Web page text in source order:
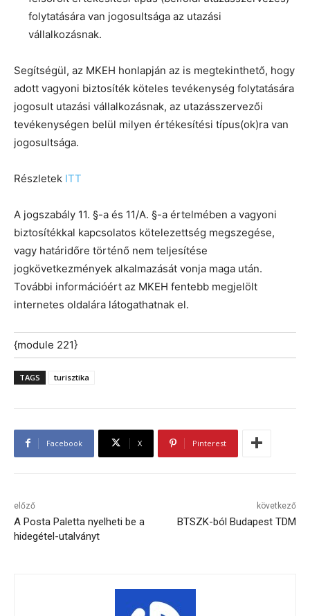
folytatására van jogosultsága az utazási
vállalkozásnak.
Segítségül, az MKEH honlapján az is megtekinthető, hogy
adott vagyoni biztosíték köteles tevékenység folytatására
jogosult utazási vállalkozásnak, az utazásszervezői
tevékenységen belül milyen értékesítési típus(ok)ra van
jogosultsága.
Részletek ITT
A jogszabály 11. §-a és 11/A. §-a értelmében a vagyoni
biztosítékkal kapcsolatos kötelezettség megszegése,
vagy határidőre történő nem teljesítése
jogkövetkezmények alkalmazását vonja maga után.
További információért az MKEH fentebb megjelölt
internetes oldalára látogathatnak el.
{module 221}
TAGS turisztika
Facebook X Pinterest
előző
A Posta Paletta nyelheti be a
hidegétel-utalványt
következő
BTSZK-ból Budapest TDM